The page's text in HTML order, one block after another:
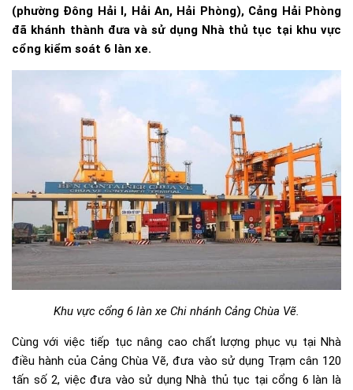
(phường Đông Hải I, Hải An, Hải Phòng), Cảng Hải Phòng
đã khánh thành đưa và sử dụng Nhà thủ tục tại khu vực
cổng kiểm soát 6 làn xe.
Khu vực cổng 6 làn xe Chi nhánh Cảng Chùa Vẽ.
Cùng với việc tiếp tục nâng cao chất lượng phục vụ tại Nhà
điều hành của Cảng Chùa Vẽ, đưa vào sử dụng Trạm cân 120
tấn số 2, việc đưa vào sử dụng Nhà thủ tục tại cổng 6 làn là